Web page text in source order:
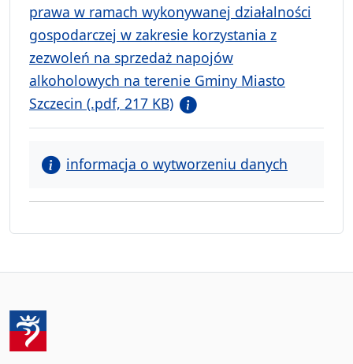
prawa w ramach wykonywanej działalności
gospodarczej w zakresie korzystania z
zezwoleń na sprzedaż napojów
alkoholowych na terenie Gminy Miasto
Szczecin (.pdf, 217 KB)
informacja o wytworzeniu danych